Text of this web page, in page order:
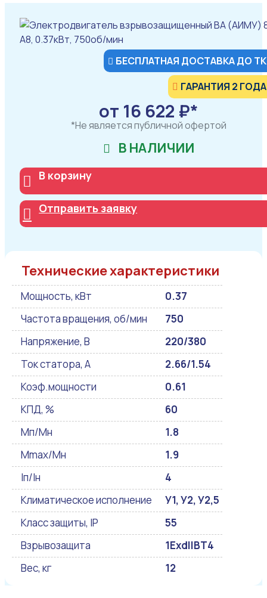
БЕСПЛАТНАЯ ДОСТАВКА ДО
ГАРАНТИЯ 2
от 16 622 ₽*
*Не является публичной офертой
В НАЛИЧИИ
В корзину
Отправить заявку
Технические характеристики
Мощность, кВт
0.37
Частота вращения, об/мин
750
Напряжение, В
220/380
Ток статора, А
2.66/1.54
Коэф.мощности
0.61
КПД, %
60
Мп/Мн
1.8
Mmax/Mн
1.9
Iп/Iн
4
Климатическое исполнение
У1, У2, У2,5
Класс защиты, IP
55
Взрывозащита
1ExdIIBT4
Вес, кг
12